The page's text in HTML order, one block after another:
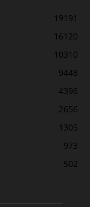
19191
16120
10310
9448
4396
2656
1305
973
502